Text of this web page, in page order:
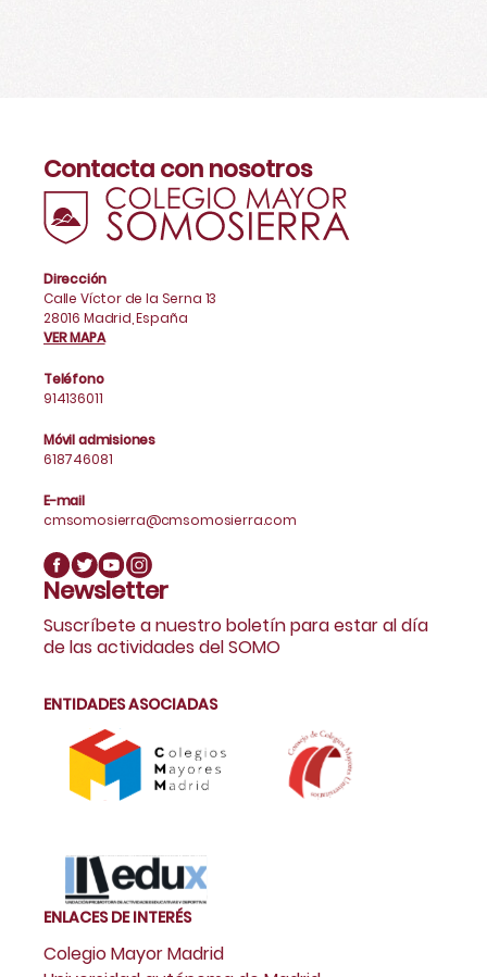
Contacta con nosotros
Dirección
Calle Víctor de la Serna 13
28016 Madrid, España
VER MAPA
Teléfono
914136011
Móvil admisiones
618746081
E-mail
cmsomosierra@cmsomosierra.com
Newsletter
Suscríbete a nuestro boletín para estar al día
de las actividades del SOMO
ENTIDADES ASOCIADAS
ENLACES DE INTERÉS
Colegio Mayor Madrid